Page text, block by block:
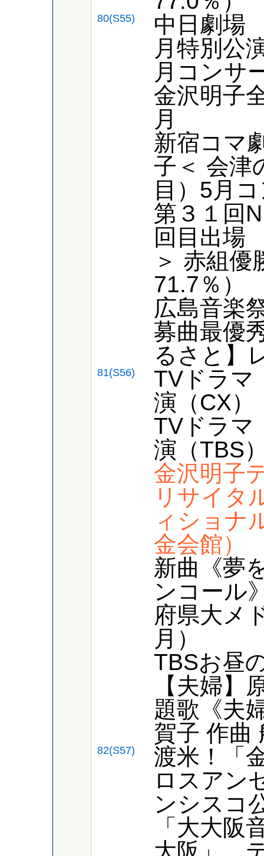
80(S55)
中日劇場
月特別公
月コンサ
金沢明子
月
新宿コマ
子＜ 会津
目）5月
第３１回
回目出場
＞ 赤組優
71.7％）
広島音楽
募曲最優
るさと】
81(S56)
TVドラマ
演（CX）
TVドラマ
演（TBS
金沢明子
リサイタ
ィショナ
金会館）
新曲《夢
ンコー
府県大メ
月）
TBSお昼
【夫婦】
題歌《夫
賀子 作曲
82(S57)
渡米！「
ロスアン
ンシスコ
「大大阪